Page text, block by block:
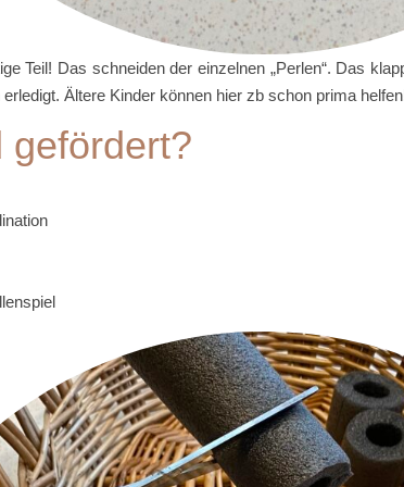
Teil! Das schneiden der einzelnen „Perlen“. Das
Ältere Kinder können hier zb schon prima
gefördert?